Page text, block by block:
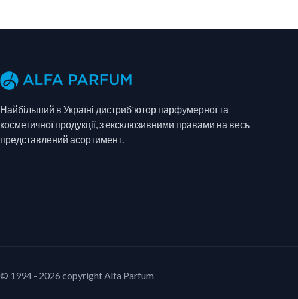
Найбільший в Україні дистриб'ютор парфумерної та
косметичної продукції, з ексклюзивними правами на весь
представлений асортимент.
© 1994 - 2026 copyright Alfa Parfum